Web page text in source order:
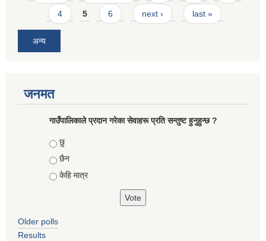
4 5 6 next › last »
अन्य
जनमत
गाउँपालिकाले प्रदान गरेका सेवाहरू प्रति सन्तुष्ट हुनुहुन्छ ?
Choices
छु
छैन
केहि मात्र
Older polls
Results